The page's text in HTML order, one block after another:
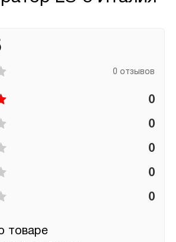
0 отзывов
0
0
0
0
0
товаре